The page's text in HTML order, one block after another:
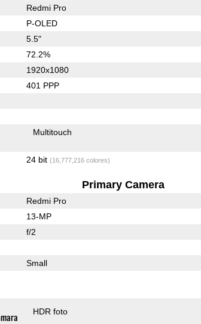
Redmi Pro
P-OLED
5.5"
72.2%
1920x1080
401 PPP
Multitouch
24 bit (16,777,216 colores)
Primary Camera
Redmi Pro
13-MP
f/2
Small
HDR foto